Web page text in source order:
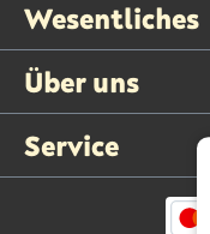
Wesentliches
Über uns
Service